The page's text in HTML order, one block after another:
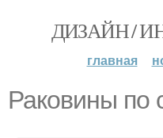
ДИЗАЙН /
главная
Раковины по